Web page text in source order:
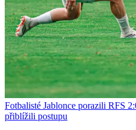
Fotbalisté Jablonce porazili RFS
přiblížili postupu